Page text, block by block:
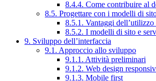
8.4.4. Come contribuire al
8.5. Progettare con i modelli di
8.5.1. Vantaggi
8.5.2. I modelli di sito e
9. Sviluppo dell’interfaccia
9.1. Approccio allo sviluppo
9.1.1. Attività preliminari
9.1.2. Web design
9.1.3. Mobile first